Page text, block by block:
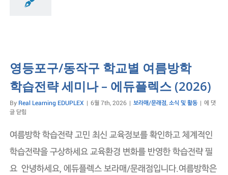
소식 및 활동
영등포구/동작구 학교별 여름방학
학습전략 세미나 – 에듀플렉스 (2026)
By Real Learning EDUPLEX | 6월 7th, 2026 | 보라매/문래점,소식 및 활동 | 영
구/
동
작
구
학
에 댓
글 닫힘
여름방학 학습전략 고민 최신 교육정보를 확인하고 체계적인
학습전략을 구상하세요 교육환경 변화를 반영한 학습전략 필
요 안녕하세요, 에듀플렉스 보라매/문래점입니다.여름방학은